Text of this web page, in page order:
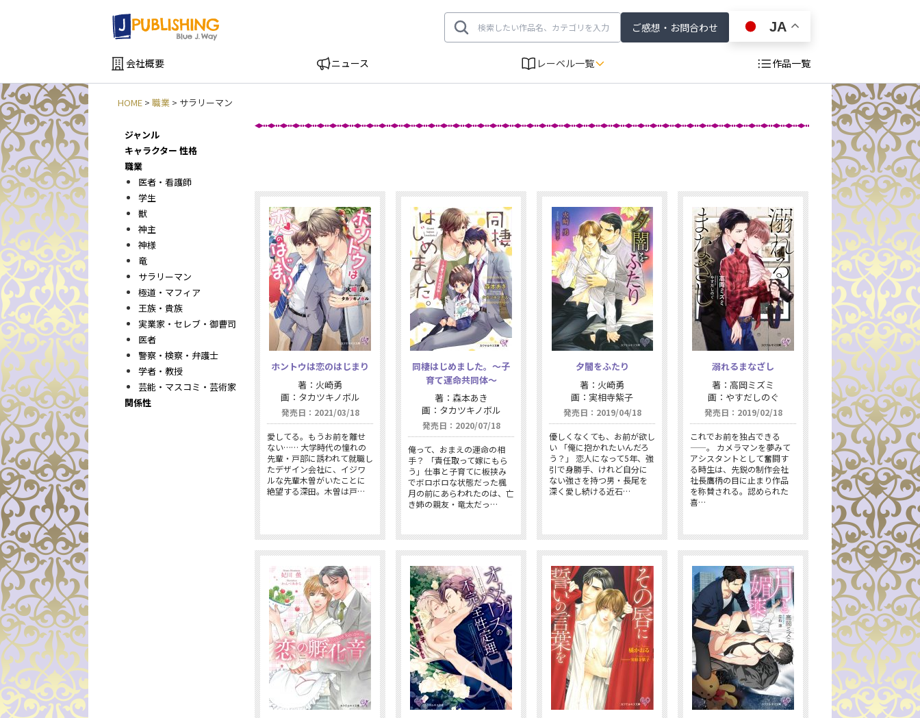
ご感想・お問合わせ JA
会社概要 ニュース レーベル一覧 作品一覧
HOME > 職業 > サラリーマン
ジャンル
キャラクター 性格
職業
医者・看護師
学生
獣
神主
神様
竜
サラリーマン
極道・マフィア
王族・貴族
実業家・セレブ・御曹司
医者
警察・検察・弁護士
学者・教授
芸能・マスコミ・芸術家
関係性
ホントウは恋のはじまり
著：火崎勇
画：タカツキノボル
発売日：2021/03/18
愛してる。もうお前を離せ
ない…… 大学時代の憧れの
先輩・戸部に誘われて就職し
たデザイン会社に、イジワ
ルな先輩木曽がいたことに
絶望する深田。木曽は戸…
同棲はじめました。〜子
育て運命共同体〜
著：森本あき
画：タカツキノボル
発売日：2020/07/18
俺って、おまえの運命の相
手？ 「責任取って嫁にもら
う」仕事と子育てに板挟み
でボロボロな状態だった楓
月の前にあらわれたのは、亡
き姉の親友・竜太だっ…
夕闇をふたり
著：火崎勇
画：実相寺紫子
発売日：2019/04/18
優しくなくても、お前が欲し
い 「俺に抱かれたいんだろ
う？」 恋人になって5年、強
引で身勝手、けれど自分に
ない強さを持つ男・長尾を
深く愛し続ける近石…
溺れるまなざし
著：高岡ミズミ
画：やすだしのぐ
発売日：2019/02/18
これでお前を独占できる
——。 カメラマンを夢みて
アシスタントとして奮闘す
る時生は、先鋭の制作会社
社長鷹柄の目に止まり作品
を称賛される。認められた
喜…